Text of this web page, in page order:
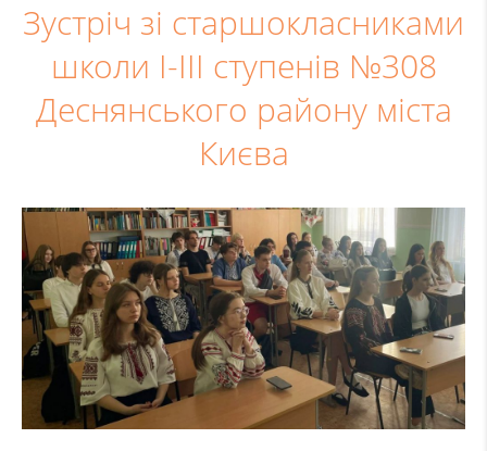
Зустріч зі старшокласниками
школи І-ІІІ ступенів №308
Деснянського району міста
Києва